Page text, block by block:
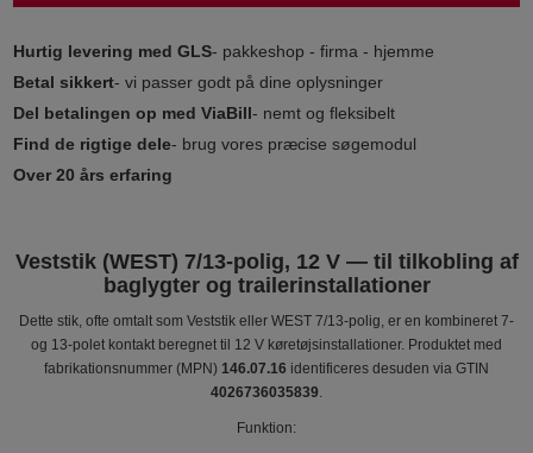
Hurtig levering med GLS- pakkeshop - firma - hjemme
Betal sikkert- vi passer godt på dine oplysninger
Del betalingen op med ViaBill- nemt og fleksibelt
Find de rigtige dele- brug vores præcise søgemodul
Over 20 års erfaring
Veststik (WEST) 7/13-polig, 12 V — til tilkobling af
baglygter og trailerinstallationer
Dette stik, ofte omtalt som Veststik eller WEST 7/13-polig, er en kombineret 7-
og 13-polet kontakt beregnet til 12 V køretøjsinstallationer. Produktet med
fabrikationsnummer (MPN) 146.07.16 identificeres desuden via GTIN
4026736035839
Funktion: